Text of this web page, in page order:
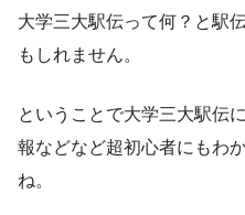
大学三大駅伝って何？と駅
もしれません。
ということで大学三大駅伝
報などなど超初心者にもわ
ね。